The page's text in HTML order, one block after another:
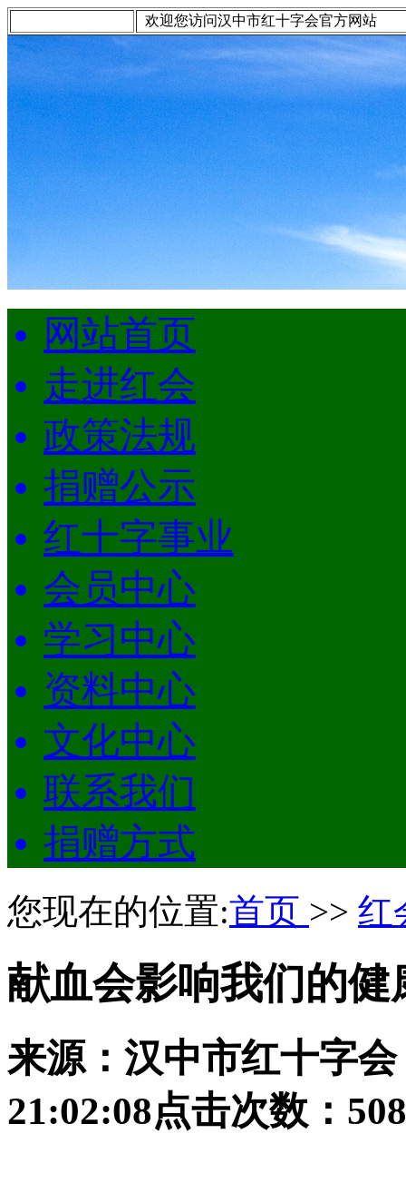
欢迎您访问汉中市红十字会官方网站
网站首页
走进红会
政策法规
捐赠公示
红十字事业
会员中心
学习中心
资料中心
文化中心
联系我们
捐赠方式
您现在的位置:首页 >> 红
献血会影响我们的健
来源：汉中市红十字
21:02:08点击次数：